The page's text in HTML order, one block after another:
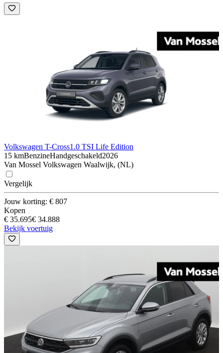
Volkswagen T-Cross1.0 TSI Life Edition
15 kmBenzineHandgeschakeld2026
Van Mossel Volkswagen Waalwijk, (NL)
Vergelijk
Jouw korting: € 807
Kopen
€ 35.695€ 34.888
Bekijk voertuig